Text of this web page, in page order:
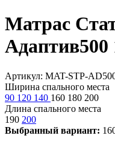
Матрас
Адаптив500
Артикул: MAT-STP-
Ширина спального места
90 120 140 160 180 200
Длина спального места
190 200
Выбранный вариант: